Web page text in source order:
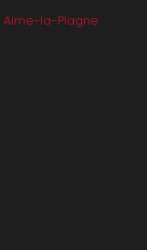
la-Plagne